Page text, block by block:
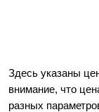
Здесь указаны
внимание, что
разных